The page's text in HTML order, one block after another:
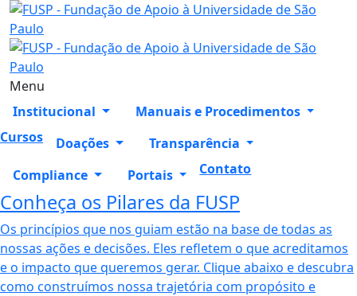
Menu
Institucional
Manuais e Procedimentos
Cursos
Doações
Transparência
Compliance
Portais Contato
Conheça os Pilares da FUSP
Os princípios que nos guiam estão na base de todas as
nossas ações e decisões. Eles refletem o que acreditamos
e o impacto que queremos gerar. Clique abaixo e descubra
como construímos nossa trajetória com propósito e